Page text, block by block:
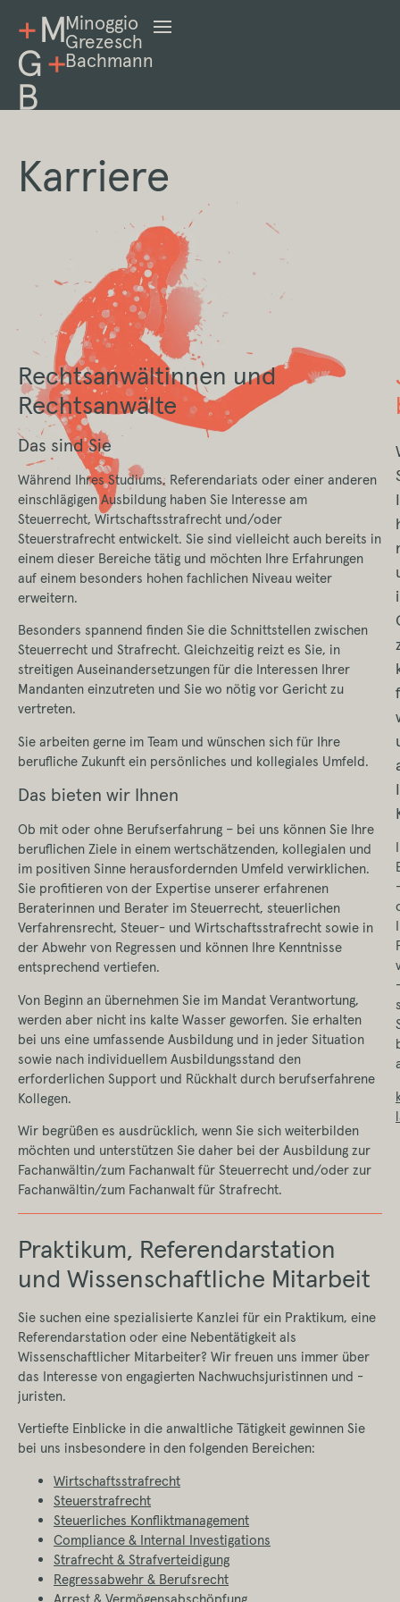
Minoggio
Grezesch
Bachmann
Karriere​
Rechtsanwältinnen und
Rechtsanwälte
Das sind Sie
Während Ihres Studiums, Referendariats oder einer anderen
einschlägigen Ausbildung haben Sie Interesse am
Steuerrecht, Wirtschaftsstrafrecht und/oder
Steuerstrafrecht entwickelt. Sie sind vielleicht auch bereits in
einem dieser Bereiche tätig und möchten Ihre Erfahrungen
auf einem besonders hohen fachlichen Niveau weiter
erweitern.
Besonders spannend finden Sie die Schnittstellen zwischen
Steuerrecht und Strafrecht. Gleichzeitig reizt es Sie, in
streitigen Auseinandersetzungen für die Interessen Ihrer
Mandanten einzutreten und Sie wo nötig vor Gericht zu
vertreten.
Sie arbeiten gerne im Team und wünschen sich für Ihre
berufliche Zukunft ein persönliches und kollegiales Umfeld.
Das bieten wir Ihnen
Ob mit oder ohne Berufserfahrung – bei uns können Sie Ihre
beruflichen Ziele in einem wertschätzenden, kollegialen und
im positiven Sinne herausfordernden Umfeld verwirklichen.
Sie profitieren von der Expertise unserer erfahrenen
Beraterinnen und Berater im Steuerrecht, steuerlichen
Verfahrensrecht, Steuer- und Wirtschaftsstrafrecht sowie in
der Abwehr von Regressen und können Ihre Kenntnisse
entsprechend vertiefen.
Von Beginn an übernehmen Sie im Mandat Verantwortung,
werden aber nicht ins kalte Wasser geworfen. Sie erhalten
bei uns eine umfassende Ausbildung und in jeder Situation
sowie nach individuellem Ausbildungsstand den
erforderlichen Support und Rückhalt durch berufserfahrene
Kollegen.
Wir begrüßen es ausdrücklich, wenn Sie sich weiterbilden
möchten und unterstützen Sie daher bei der Ausbildung zur
Fachanwältin/zum Fachanwalt für Steuerrecht und/oder zur
Fachanwältin/zum Fachanwalt für Strafrecht.
Praktikum, Referendarstation
und Wissenschaftliche Mitarbeit
Sie suchen eine spezialisierte Kanzlei für ein Praktikum, eine
Referendarstation oder eine Nebentätigkeit als
Wissenschaftlicher Mitarbeiter? Wir freuen uns immer über
das Interesse von engagierten Nachwuchsjuristinnen und -
juristen.
Vertiefte Einblicke in die anwaltliche Tätigkeit gewinnen Sie
bei uns insbesondere in den folgenden Bereichen:
Wirtschaftsstrafrecht
Steuerstrafrecht
Steuerliches Konfliktmanagement
Compliance & Internal Investigations
Strafrecht & Strafverteidigung
Regressabwehr & Berufsrecht